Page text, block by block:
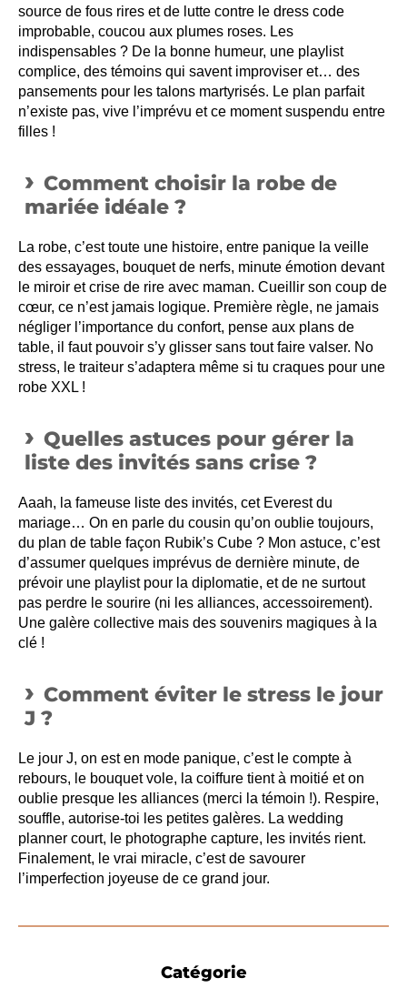
source de fous rires et de lutte contre le dress code
improbable, coucou aux plumes roses. Les
indispensables ? De la bonne humeur, une playlist
complice, des témoins qui savent improviser et… des
pansements pour les talons martyrisés. Le plan parfait
n’existe pas, vive l’imprévu et ce moment suspendu entre
filles !
Comment choisir la robe de
mariée idéale ?
La robe, c’est toute une histoire, entre panique la veille
des essayages, bouquet de nerfs, minute émotion devant
le miroir et crise de rire avec maman. Cueillir son coup de
cœur, ce n’est jamais logique. Première règle, ne jamais
négliger l’importance du confort, pense aux plans de
table, il faut pouvoir s’y glisser sans tout faire valser. No
stress, le traiteur s’adaptera même si tu craques pour une
robe XXL !
Quelles astuces pour gérer la
liste des invités sans crise ?
Aaah, la fameuse liste des invités, cet Everest du
mariage… On en parle du cousin qu’on oublie toujours,
du plan de table façon Rubik’s Cube ? Mon astuce, c’est
d’assumer quelques imprévus de dernière minute, de
prévoir une playlist pour la diplomatie, et de ne surtout
pas perdre le sourire (ni les alliances, accessoirement).
Une galère collective mais des souvenirs magiques à la
clé !
Comment éviter le stress le jour
J ?
Le jour J, on est en mode panique, c’est le compte à
rebours, le bouquet vole, la coiffure tient à moitié et on
oublie presque les alliances (merci la témoin !). Respire,
souffle, autorise-toi les petites galères. La wedding
planner court, le photographe capture, les invités rient.
Finalement, le vrai miracle, c’est de savourer
l’imperfection joyeuse de ce grand jour.
Catégorie